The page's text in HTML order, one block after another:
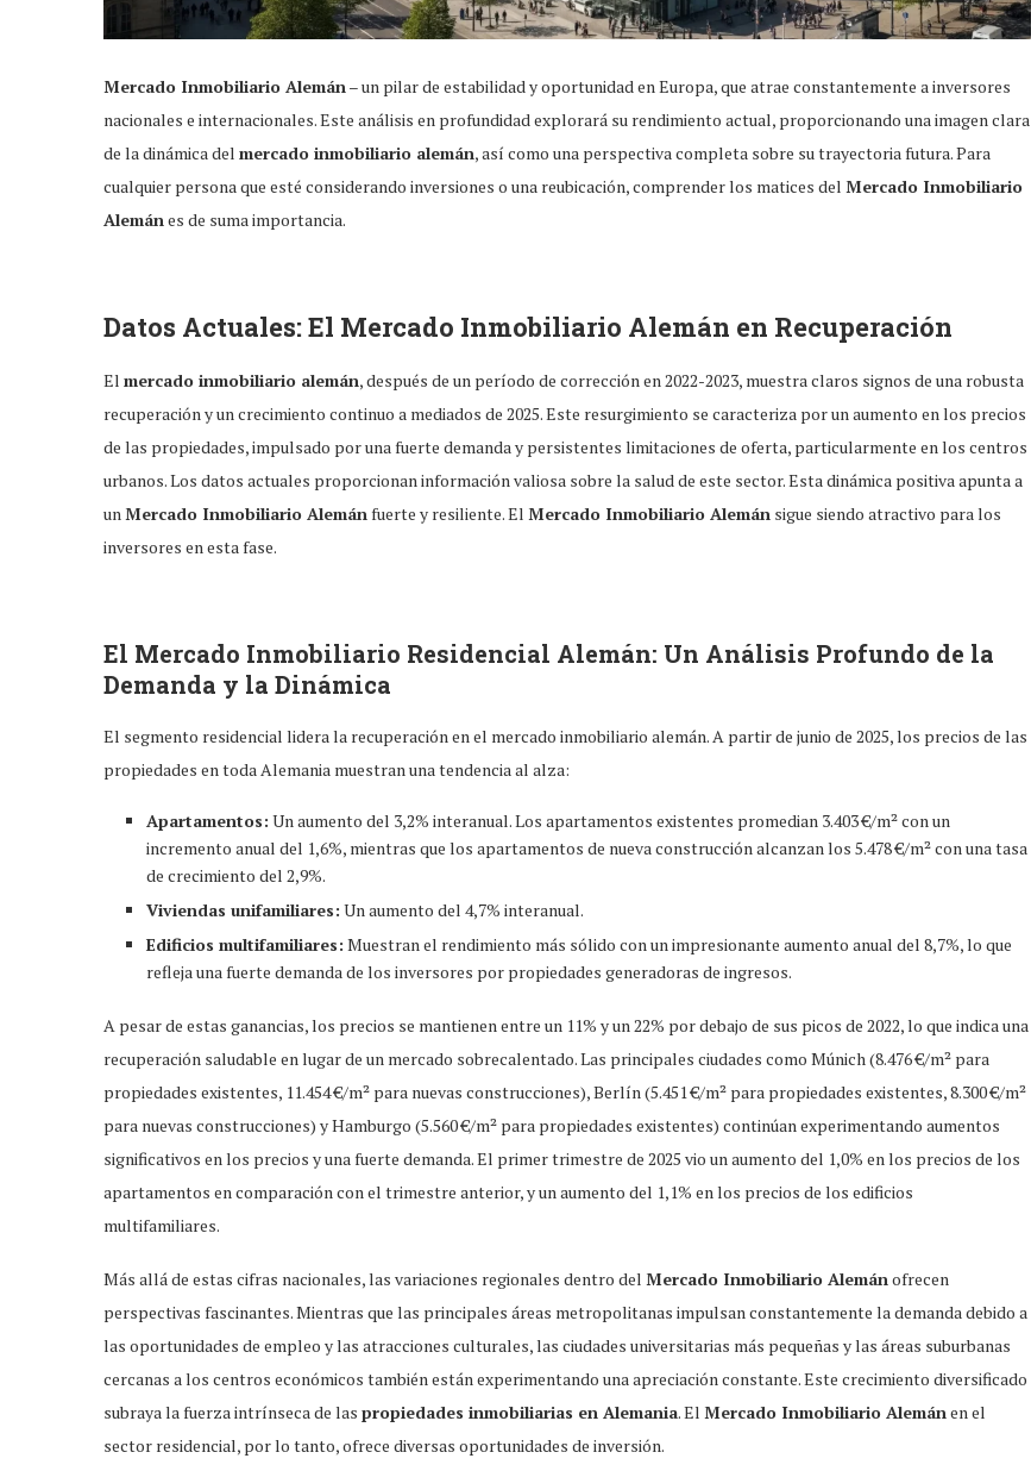
Mercado Inmobiliario Alemán– un pilar de estabilidad y oportunidad en Europa, que atrae constantemente a inversores
nacionales e internacionales. Este análisis en profundidad explorará su rendimiento actual, proporcionando una imagen clara
de la dinámica del mercado inmobiliario alemán, así como una perspectiva completa sobre su trayectoria futura. Para
cualquier persona que esté considerando inversiones o una reubicación, comprender los matices del Mercado Inmobiliario
Alemánes de suma importancia.
Datos Actuales: El Mercado Inmobiliario Alemán en Recuperación
El mercado inmobiliario alemán, después de un período de corrección en 2022-2023, muestra claros signos de una robusta
recuperación y un crecimiento continuo a mediados de 2025. Este resurgimiento se caracteriza por un aumento en los precios
de las propiedades, impulsado por una fuerte demanda y persistentes limitaciones de oferta, particularmente en los centros
urbanos. Los datos actuales proporcionan información valiosa sobre la salud de este sector. Esta dinámica positiva apunta a
unMercado Inmobiliario Alemánfuerte y resiliente. El Mercado Inmobiliario Alemán sigue siendo atractivo para los
inversores en esta fase.
El Mercado Inmobiliario Residencial Alemán: Un Análisis Profundo de la
Demanda y la Dinámica
El segmento residencial lidera la recuperación en el mercado inmobiliario alemán. A partir de junio de 2025, los precios de las
propiedades en toda Alemania muestran una tendencia al alza:
Apartamentos: Un aumento del 3,2% interanual. Los apartamentos existentes promedian 3.403 €/m² con un
incremento anual del 1,6%, mientras que los apartamentos de nueva construcción alcanzan los 5.478 €/m² con una tasa
de crecimiento del 2,9%.
Viviendas unifamiliares: Un aumento del 4,7% interanual.
Edificios multifamiliares: Muestran el rendimiento más sólido con un impresionante aumento anual del 8,7%, lo que
refleja una fuerte demanda de los inversores por propiedades generadoras de ingresos.
A pesar de estas ganancias, los precios se mantienen entre un 11% y un 22% por debajo de sus picos de 2022, lo que indica una
recuperación saludable en lugar de un mercado sobrecalentado. Las principales ciudades como Múnich (8.476 €/m² para
propiedades existentes, 11.454 €/m² para nuevas construcciones), Berlín (5.451 €/m² para propiedades existentes, 8.300 €/m²
para nuevas construcciones) y Hamburgo (5.560 €/m² para propiedades existentes) continúan experimentando aumentos
significativos en los precios y una fuerte demanda. El primer trimestre de 2025 vio un aumento del 1,0% en los precios de los
apartamentos en comparación con el trimestre anterior, y un aumento del 1,1% en los precios de los edificios
multifamiliares.
Más allá de estas cifras nacionales, las variaciones regionales dentro del Mercado Inmobiliario Alemánofrecen
perspectivas fascinantes. Mientras que las principales áreas metropolitanas impulsan constantemente la demanda debido a
las oportunidades de empleo y las atracciones culturales, las ciudades universitarias más pequeñas y las áreas suburbanas
cercanas a los centros económicos también están experimentando una apreciación constante. Este crecimiento diversificado
subraya la fuerza intrínseca de las propiedades inmobiliarias en Alemania. El Mercado Inmobiliario Alemánen el
sector residencial, por lo tanto, ofrece diversas oportunidades de inversión.